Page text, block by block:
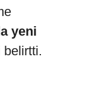
yeni
belirtti.